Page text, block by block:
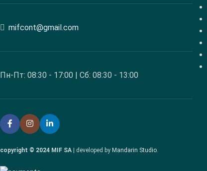
mifcont@gmail.com
Пн-Пт: 08:30 - 17:00 | Сб: 08:30 - 13:00
copyright © 2024 MIF SA | developed by Mandarin Studio.